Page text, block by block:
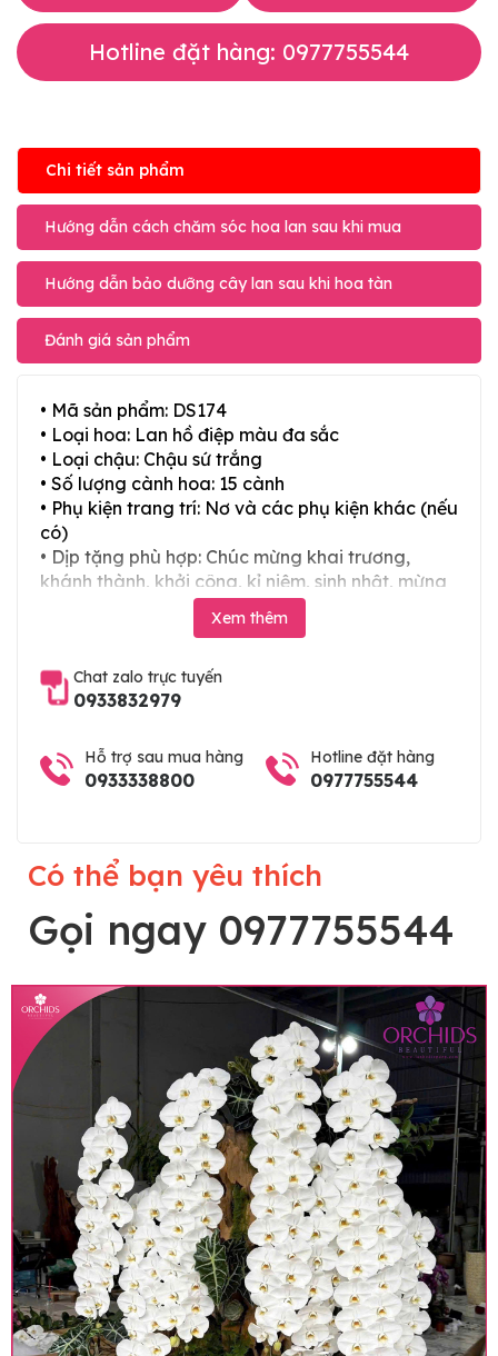
Hotline đặt hàng: 0977755544
Chi tiết sản phẩm
Hướng dẫn cách chăm sóc hoa lan sau khi mua
Hướng dẫn bảo dưỡng cây lan sau khi hoa tàn
Đánh giá sản phẩm
• Mã sản phẩm: DS174
• Loại hoa: Lan hồ điệp màu đa sắc
• Loại chậu: Chậu sứ trắng
• Số lượng cành hoa: 15 cành
• Phụ kiện trang trí: Nơ và các phụ kiện khác (nếu
có)
• Dịp tặng phù hợp: Chúc mừng khai trương,
khánh thành, khởi công, kỉ niệm, sinh nhật, mừng
thọ, mừng cưới, tân gia và các ngày lễ tết trong
Lưu ý trước khi đặt hàng
• Về cây hoa: Một chậu hoa lan hồ điệp đẹp và
hoàn chỉnh sẽ được phối ghép từ nhiều cây hoa
và tạo dáng hoàn toàn thủ công nên có thể sẽ
khác nhau đôi chút giữa sản phẩm thực tế và
Xem thêm
Chat zalo trực tuyến
0933832979
Hỗ trợ sau mua hàng
0933338800
Hotline đặt hàng
0977755544
Có thể bạn yêu thích
Gọi ngay 0977755544